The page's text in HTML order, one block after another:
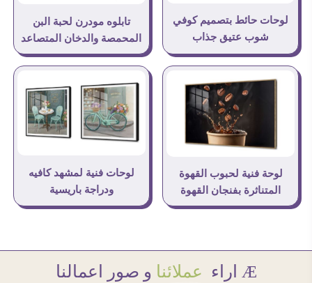
لوحات حائط بتصميم كوفي
شوب عتيق جذاب
تابلوه مودرن لحبة البن
المحمصة والدخان المتصاعد
لوحة فنية لحبوب القهوة
المتناثرة بفنجان القهوة
لوحات فنية لمشهد كافيه
ودراجة باريسية
Æ اراء عملائنا و صور اعمالنا